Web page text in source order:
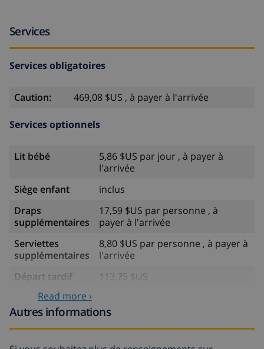
Services
Services obligatoires
Caution: 469,08 $US , à payer à l'arrivée
Services optionnels
Lit bébé
5,86 $US par jour , à payer à
l'arrivée
Siège enfant
inclus
Draps
supplémentaires
17,59 $US par personne , à
payer à l'arrivée
Serviettes
supplémentaires
8,80 $US par personne , à payer à
l'arrivée
Départ tardif
113,75 $US
Nettoyage
supplémentaire
énergétique (52,77 $US/HOUR)
Fonds
d'annulation:
4.80% du montant total
Read more ›
Autres informations